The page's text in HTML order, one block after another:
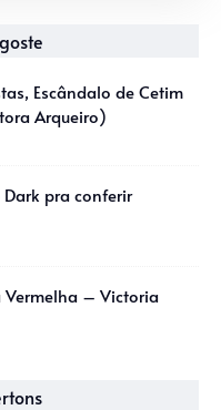
Escândalo de Cetim
Arqueiro)
Dark pra conferir
Vermelha – Victoria